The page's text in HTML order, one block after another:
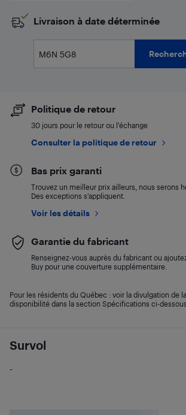
Survol
-
​Livraison à date déterminée
Politique de retour
30 jours pour le retour ou l’échange
Consulter la politique de retour
Bas prix garanti
Trouvez un meilleur prix ailleurs, nous serons
Des exceptions s’appliquent.
Voir les détails
Garantie du fabricant
Renseignez-vous auprès du fabricant ou
Buy pour une couverture supplémentaire.
Pour les résidents du Québec : voir la divulgation de
disponibilité dans la section Spécifications ci-dessous.